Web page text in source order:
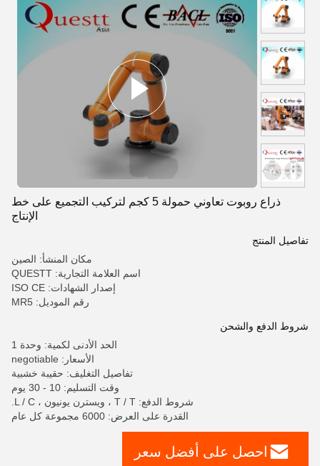
ذراع روبوت تعاوني حمولة 5 كجم لتركيب التجميع على خط
الإنتاج
تفاصيل المنتج
مكان المنشأ: الصين
اسم العلامة التجارية: QUESTT
إصدار الشهادات: ISO CE
رقم الموديل: MR5
شروط الدفع والشحن
الحد الأدنى لكمية: وحدة 1
الأسعار: negotiable
تفاصيل التغليف: حقيبة خشبية
وقت التسليم: 10 - 30 يوم
شروط الدفع: T / T ، ويسترن يونيون ، L / C.
القدرة على العرض: 6000 مجموعة كل عام
احصل على أفضل سعر